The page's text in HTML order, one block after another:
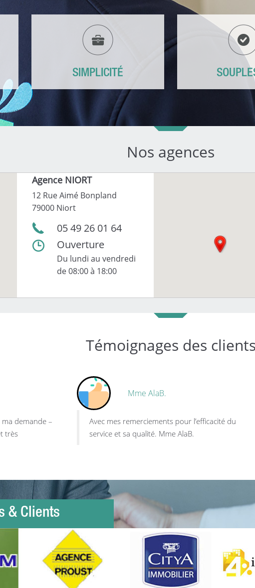
SIMPLICITÉ
Nos agences
Agence NIORT
12 Rue Aimé Bonpland
79000 Niort
05 49 26 01 64
Ouverture
Du lundi au vendredi
de 08:00 à 18:00
Témoignages des clients
demande –
très
Mme AlaB.
Avec mes remerciements pour l’efficacité du
service et sa qualité. Mme AlaB.
& Clients